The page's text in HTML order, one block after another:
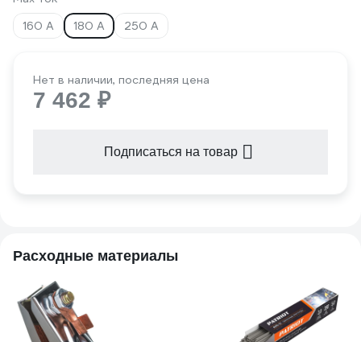
160 А
180 А 250 А
Нет в наличии, последняя цена
7 462 ₽
Подписаться на товар
Расходные материалы